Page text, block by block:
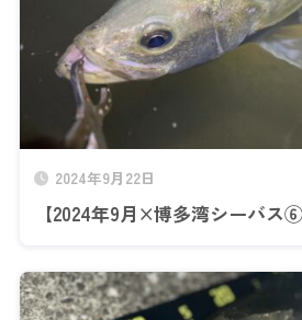
2024年9月22日
【2024年9月×博多湾シーバス